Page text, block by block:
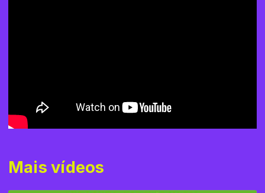
Mais vídeos